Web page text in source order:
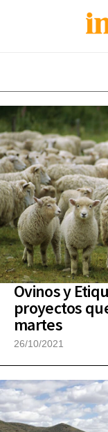
Ovinos y
proyectos
martes
26/10/2021